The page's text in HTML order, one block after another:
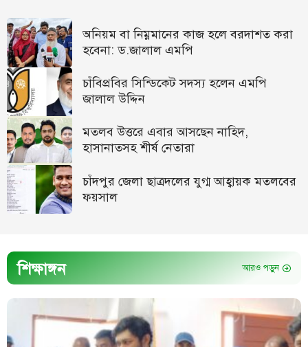
অনিয়ম বা নিম্নমানের কাজ হলে বরদাশত করা
হবেনা: ড.জালাল এমপি
চাঁবিপ্রবির সিন্ডিকেট সদস্য হলেন এমপি
জালাল উদ্দিন
মতলব উত্তরে এবার আসছেন নাহিদ,
হাসানাতসহ শীর্ষ নেতারা
চাঁদপুর জেলা ছাত্রদলের যুগ্ম আহ্বায়ক মতলবের
ফয়সাল
শিক্ষাঙ্গন আরও পড়ুন